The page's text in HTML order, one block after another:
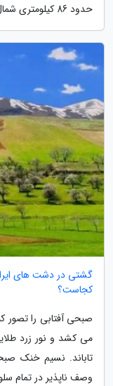
حدود 86 کیلومتری شمال غرب این استان واقع شده است.
گشتی در دشت های
کجاست؟
صبحی آفتابی را
می کشد و نور زرد
تاباند. نسیم خنک
وصف ناپذیر در تمام